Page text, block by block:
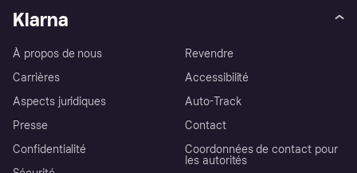
Klarna
À propos de nous
Carrières
Aspects juridiques
Presse
Confidentialité
Revendre
Accessibilité
Auto-Track
Contact
Coordonnées de contact pour
les autorités